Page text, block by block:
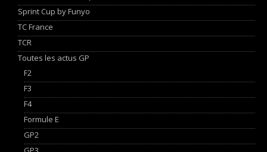
Sprint Cup by Funyo
TC France
TCR
Toutes les actus GP
F2
F3
F4
Formule E
GP2